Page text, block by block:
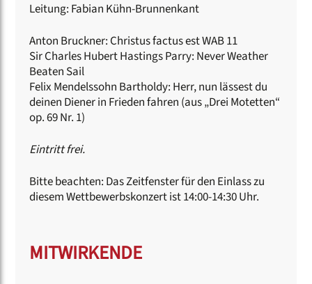
Leitung: Fabian Kühn-Brunnenkant
Anton Bruckner: Christus factus est WAB 11
Sir Charles Hubert Hastings Parry: Never Weather
Beaten Sail
Felix Mendelssohn Bartholdy: Herr, nun lässest du
deinen Diener in Frieden fahren (aus „Drei Motetten“
op. 69 Nr. 1)
Eintritt frei.
Bitte beachten: Das Zeitfenster für den Einlass zu
diesem Wettbewerbskonzert ist 14:00-14:30 Uhr.
MITWIRKENDE